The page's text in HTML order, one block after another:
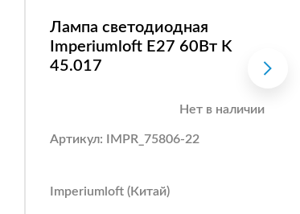
Лампа светодиодная
Imperiumloft E27 60Вт K
45.017
Нет в наличии
Артикул: IMPR_75806-22
Imperiumloft (Китай)